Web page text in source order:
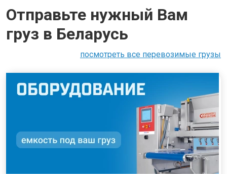
Отправьте нужный Вам
груз в Беларусь
посмотреть все перевозимые грузы